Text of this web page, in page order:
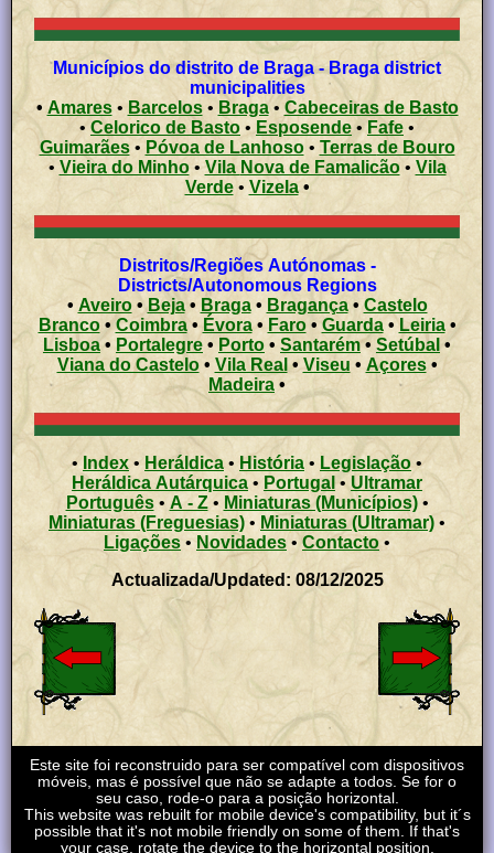
Municípios do distrito de Braga - Braga district
municipalities
• Amares• Barcelos• Braga• Cabeceiras de Basto
•
Celorico de Basto •Esposende • Fafe •
Guimarães• Póvoa de Lanhoso•
Terras de Bouro
• Vieira do Minho• Vila Nova de Famalicão• Vila
Verde• Vizela•
Distritos/Regiões Autónomas -
Districts/Autonomous Regions
• Aveiro• Beja• Braga• Bragança• Castelo
Branco• Coimbra•Évora• Faro• Guarda• Leiria•
Lisboa• Portalegre • Porto • Santarém• Setúbal •
Viana do Castelo• Vila Real • Viseu • Açores •
Madeira •
• Index • Heráldica • História • Legislação •
Heráldica Autárquica • Portugal • Ultramar
Português• A - Z• Miniaturas (Municípios)•
Miniaturas (Freguesias) • Miniaturas (Ultramar) •
Ligações • Novidades •Contacto •
Actualizada/Updated: 08/12/2025
Este site foi reconstruido para ser compatível com dispositivos
móveis, mas é possível que não se adapte a todos. Se for o
seu caso, rode-o para a posição horizontal.
This website was rebuilt for mobile device's compatibility, but it´s
possible that it's not mobile friendly on some of them. If that's
your case, rotate the device to the horizontal position.